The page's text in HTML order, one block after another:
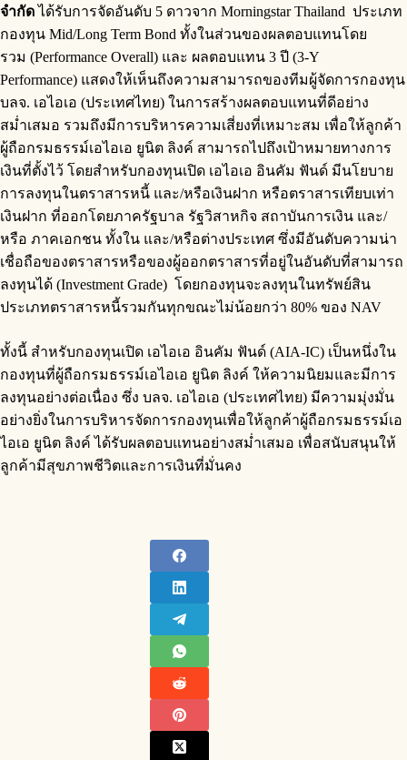
จำกัดได้รับการจัดอันดับ 5 ดาวจาก Morningstar Thailand ประเภท
กองทุน Mid/Long Term Bond ทั้งในส่วนของผลตอบแทนโดย
รวม (Performance Overall) และ ผลตอบแทน 3 ปี (3-Y
Performance) แสดงให้เห็นถึงความสามารถของทีมผู้จัดการกองทุน
บลจ. เอไอเอ (ประเทศไทย) ในการสร้างผลตอบแทนที่ดีอย่าง
สม่ำเสมอ รวมถึงมีการบริหารความเสี่ยงที่เหมาะสม เพื่อให้ลูกค้า
ผู้ถือกรมธรรม์เอไอเอ ยูนิต ลิงค์ สามารถไปถึงเป้าหมายทางการ
เงินที่ตั้งไว้ โดยสำหรับกองทุนเปิด เอไอเอ อินคัม ฟันด์ มีนโยบาย
การลงทุนในตราสารหนี้ และ/หรือเงินฝาก หรือตราสารเทียบเท่า
เงินฝาก ที่ออกโดยภาครัฐบาล รัฐวิสาหกิจ สถาบันการเงิน และ/
หรือ ภาคเอกชน ทั้งใน และ/หรือต่างประเทศ ซึ่งมีอันดับความน่า
เชื่อถือของตราสารหรือของผู้ออกตราสารที่อยู่ในอันดับที่สามารถ
ลงทุนได้ (Investment Grade) โดยกองทุนจะลงทุนในทรัพย์สิน
ประเภทตราสารหนี้รวมกันทุกขณะไม่น้อยกว่า 80% ของ NAV
ทั้งนี้ สำหรับกองทุนเปิด เอไอเอ อินคัม ฟันด์ (AIA-IC) เป็นหนึ่งใน
กองทุนที่ผู้ถือกรมธรรม์เอไอเอ ยูนิต ลิงค์ ให้ความนิยมและมีการ
ลงทุนอย่างต่อเนื่อง ซึ่ง บลจ. เอไอเอ (ประเทศไทย) มีความมุ่งมั่น
อย่างยิ่งในการบริหารจัดการกองทุนเพื่อให้ลูกค้าผู้ถือกรมธรรม์เอ
ไอเอ ยูนิต ลิงค์ ได้รับผลตอบแทนอย่างสม่ำเสมอ เพื่อสนับสนุนให้
ลูกค้ามีสุขภาพชีวิตและการเงินที่มั่นคง